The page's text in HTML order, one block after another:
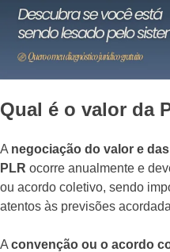
Qual é o valor da
A negociação do valor e
PLR ocorre anualmente e
ou acordo coletivo, sendo
atentos às previsões
A convenção ou o acordo